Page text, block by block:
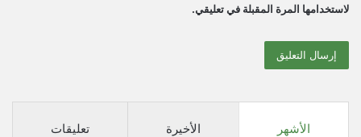
لاستخدامها المرة المقبلة في تعليقي.
الأشهر الأخيرة تعليقات